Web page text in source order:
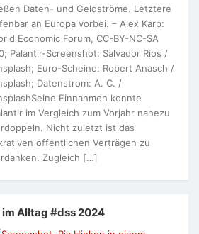
Daten- und Geldströme. Letztere
an Europa vorbei. – Alex Karp:
Economic Forum, CC-BY-NC-SA
Palantir-Screenshot: Salvador Rios /
Euro-Scheine: Robert Anasch /
Datenstrom: A. C. /
Einnahmen konnte
im Vergleich zum Vorjahr nahezu
Nicht zuletzt ist das
öffentlichen Verträgen zu
Zugleich […]
im Alltag #dss 2024